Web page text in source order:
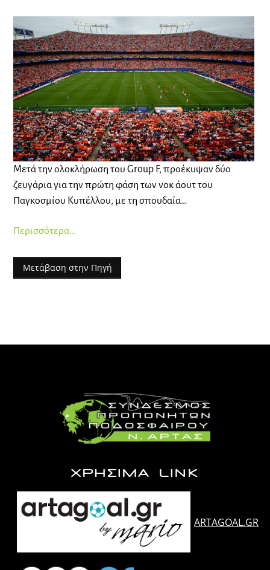
Μετά την ολοκλήρωση του Group F, προέκυψαν δύο
ζευγάρια για την πρώτη φάση των νοκ άουτ του
Παγκοσμίου Κυπέλλου, με τη σπουδαία…
Περισσότερα…
Μετάβαση στην Πηγή
ΧΡΗΣΙΜΑ LINK
ARTAGOAL.GR